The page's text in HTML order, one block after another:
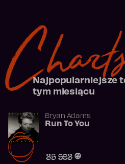
Najpopularniejsze
tym miesiącu
Bryan Adams
Run To You
35 993